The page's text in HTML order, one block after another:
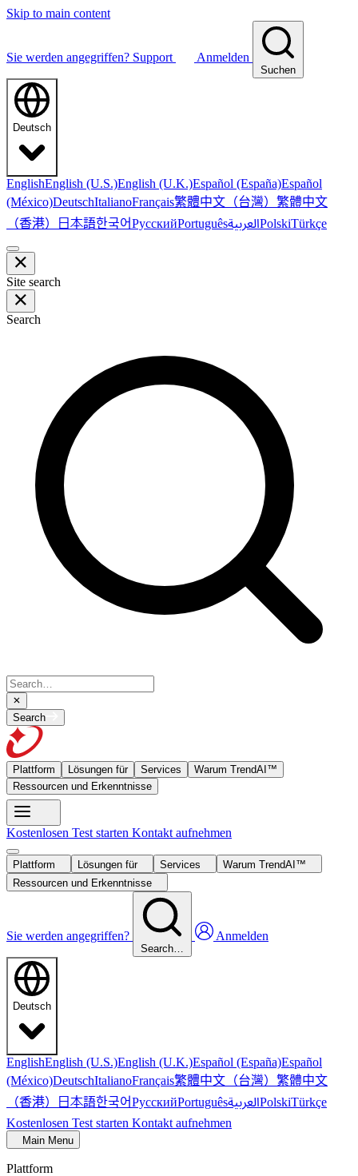
Skip to main content
Sie werden angegriffen? Support Anmelden
Suchen
Deutsch
EnglishEnglish (U.S.)English (U.K.)Español (España)Español
(México)DeutschItalianoFrançais繁體中文（台灣） 繁體中文
（香港） 日本語한국어РусскийPortuguêsالعربيةPolskiTürkçe
Site search
Search
Search
Plattform Lösungen für Services
Warum TrendAI™
Ressourcen und Erkenntnisse
Kostenlosen Test starten Kontakt aufnehmen
Plattform Lösungen für Services
Warum TrendAI™
Ressourcen und Erkenntnisse
Sie werden angegriffen?
Search…
Anmelden
Deutsch
EnglishEnglish (U.S.)English (U.K.)Español (España)Español
(México)DeutschItalianoFrançais繁體中文（台灣） 繁體中文
（香港） 日本語한국어РусскийPortuguêsالعربيةPolskiTürkçe
Kostenlosen Test starten Kontakt aufnehmen
Main Menu
Plattform